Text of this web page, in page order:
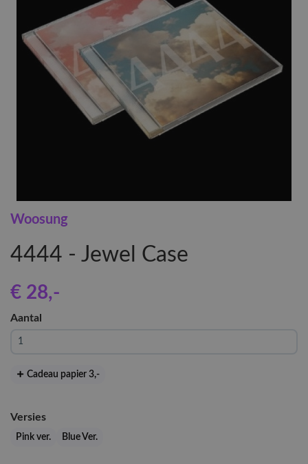
Woosung
4444 - Jewel Case
€ 28,-
Aantal
Cadeau papier 3,-
Versies
Pink ver. Blue Ver.